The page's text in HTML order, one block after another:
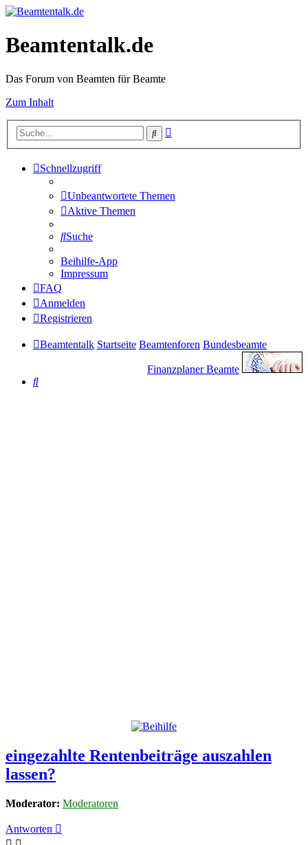
Beamtentalk.de
Das Forum von Beamten für Beamte
Zum Inhalt
Suche
Schnellzugriff
Unbeantwortete Themen
Aktive Themen
Suche
Beihilfe-App
Impressum
FAQ
Anmelden
Registrieren
Beamtentalk Startseite Beamtenforen Bundesbeamte
Finanzplaner Beamte
Suche
eingezahlte Rentenbeiträge auszahlen
lassen?
Moderator: Moderatoren
Antworten